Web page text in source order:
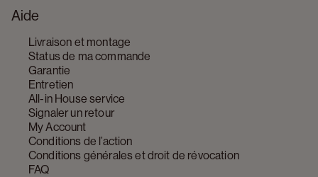
Aide
Livraison et montage
Status de ma commande
Garantie
Entretien
All-in House service
Signaler un retour
My Account
Conditions de l’action
Conditions générales et droit de révocation
FAQ